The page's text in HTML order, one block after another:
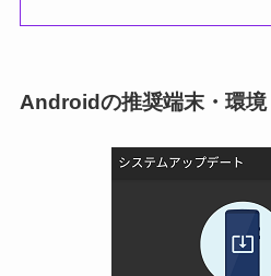
Androidの推奨端末・環境